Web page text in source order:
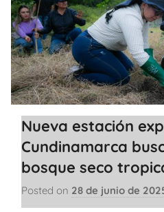
Nueva estación
Cundinamarca
bosque seco
Posted on 28 de junio de